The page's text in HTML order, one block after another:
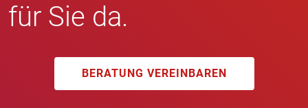
für Sie da.
BERATUNG VEREINBAREN